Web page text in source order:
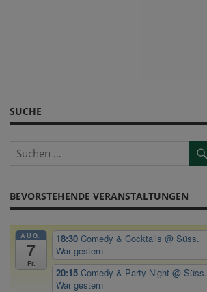
SUCHE
BEVORSTEHENDE VERANSTALTUNGEN
AUG.
7
Fr.
18:30Comedy & Cocktails@ Süss.
War gestern
20:15Comedy & Party Night@ Süss.
War gestern